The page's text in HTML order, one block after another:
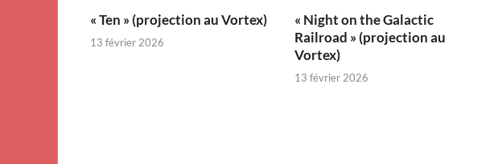
« Ten » (projection au Vortex)
13 février 2026
« Night on the Galactic
Railroad » (projection au
Vortex)
13 février 2026